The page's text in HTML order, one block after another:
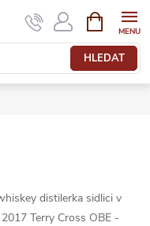
HLEDAT
NÁKUPNÍ
KOŠÍK
distilerka sidlici v
Terry Cross OBE -